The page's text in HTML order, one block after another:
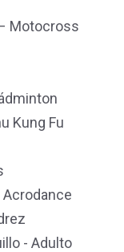
Motocross
Kung Fu
Acrodance
- Adulto